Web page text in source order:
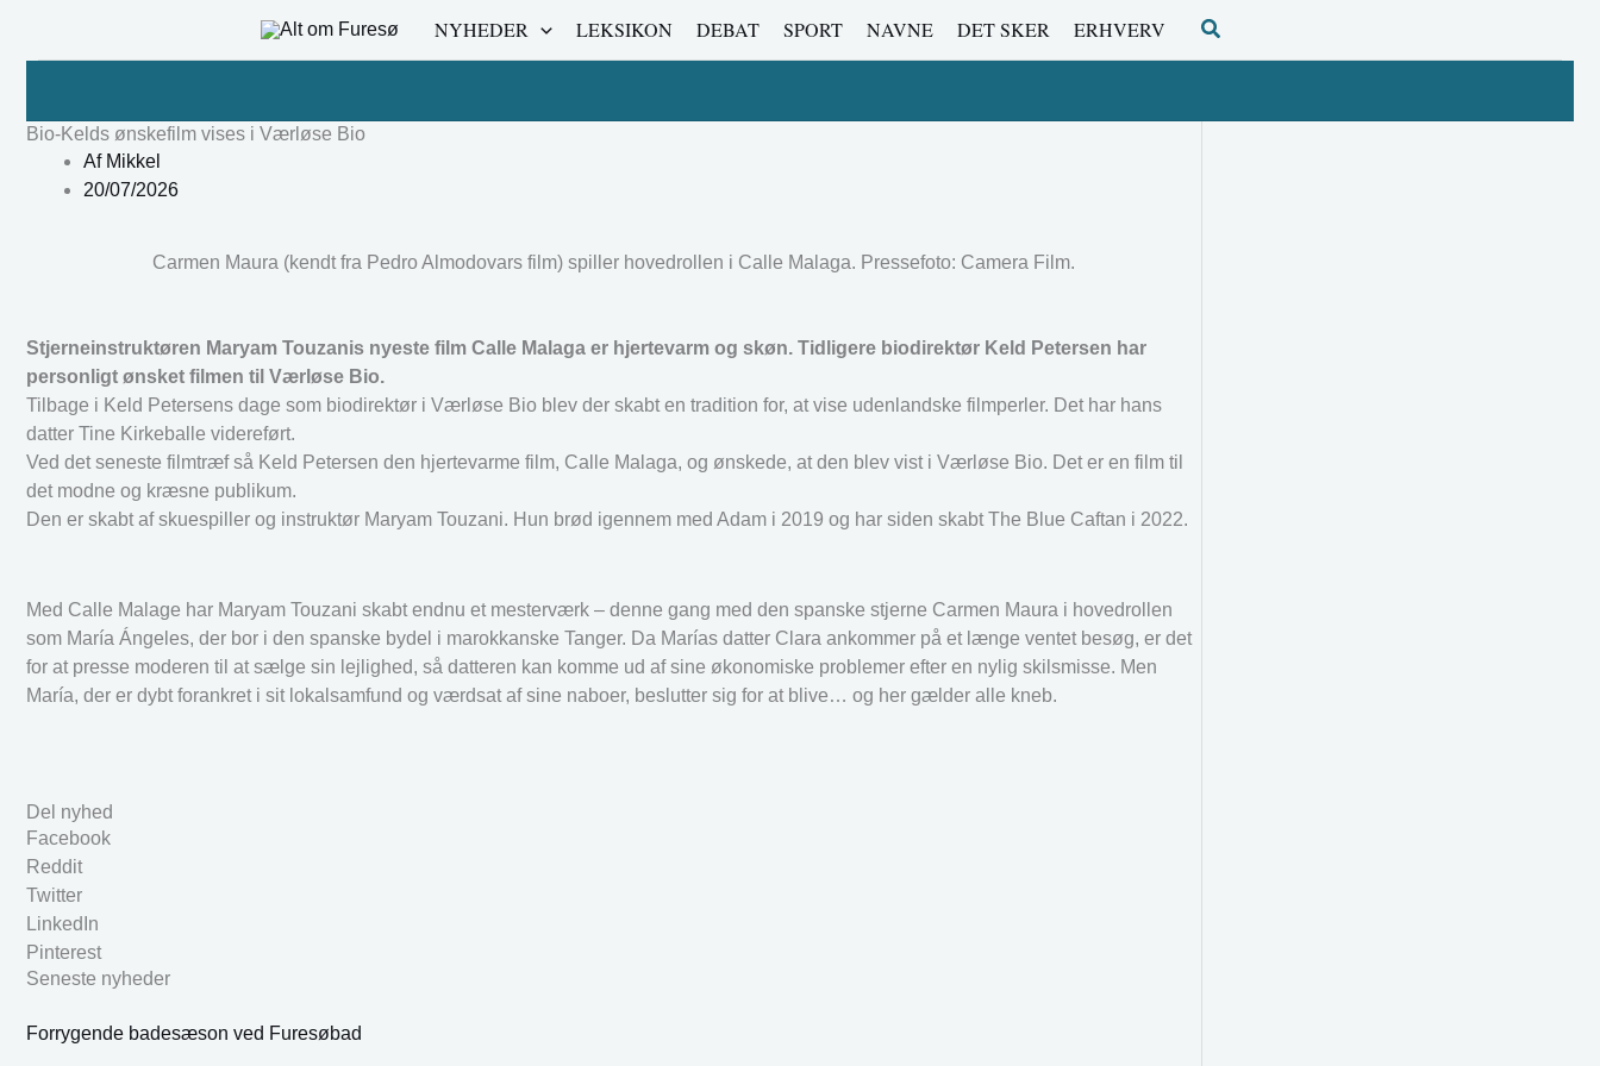
NYHEDER LEKSIKON DEBAT SPORT NAVNE DET SKER ERHVERV Søg
Bio-Kelds ønskefilm vises i Værløse Bio
AfMikkel
20/07/2026
Carmen Maura (kendt fra Pedro Almodovars film) spiller hovedrollen i Calle Malaga. Pressefoto: Camera Film.
Stjerneinstruktøren Maryam Touzanis nyeste film Calle Malaga er hjertevarm og skøn. Tidligere biodirektør Keld Petersen har
personligt ønsket filmen til Værløse Bio.
Tilbage i Keld Petersens dage som biodirektør i Værløse Bio blev der skabt en tradition for, at vise udenlandske filmperler. Det har hans
datter Tine Kirkeballe videreført.
Ved det seneste filmtræf så Keld Petersen den hjertevarme film, Calle Malaga, og ønskede, at den blev vist i Værløse Bio. Det er en film til
det modne og kræsne publikum.
Den er skabt af skuespiller og instruktør Maryam Touzani. Hun brød igennem med Adam i 2019 og har siden skabt The Blue Caftan i 2022.
Med Calle Malage har Maryam Touzani skabt endnu et mesterværk – denne gang med den spanske stjerne Carmen Maura i hovedrollen
som María Ángeles, der bor i den spanske bydel i marokkanske Tanger. Da Marías datter Clara ankommer på et længe ventet besøg, er det
for at presse moderen til at sælge sin lejlighed, så datteren kan komme ud af sine økonomiske problemer efter en nylig skilsmisse. Men
María, der er dybt forankret i sit lokalsamfund og værdsat af sine naboer, beslutter sig for at blive… og her gælder alle kneb.
Del nyhed
Facebook
Reddit
Twitter
LinkedIn
Pinterest
Seneste nyheder
Forrygende badesæson ved Furesøbad